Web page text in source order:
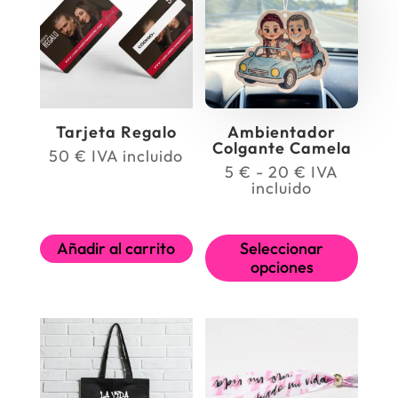
Tarjeta Regalo
50€ IVA incluido
Añadir al carrito
Ambientador
Colgante Camela
5€ - 20€ Rango
de
5 €
hasta
20 €
IVA
incluido
Seleccionar
opciones
se